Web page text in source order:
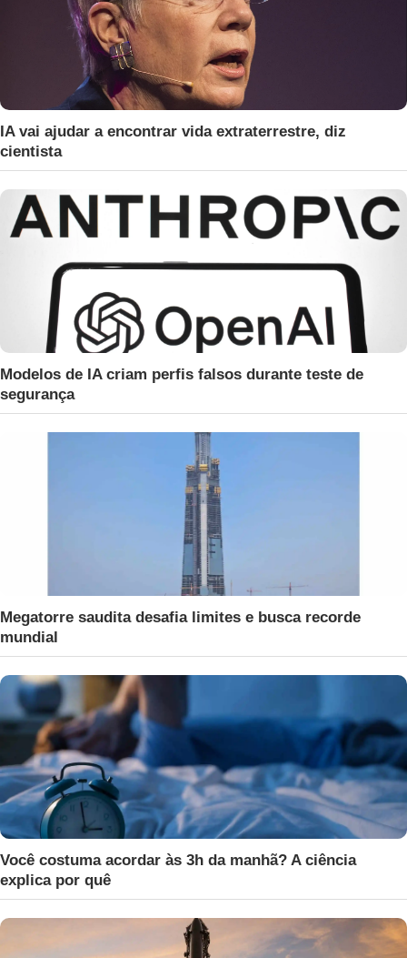
IA vai ajudar a encontrar vida extraterrestre, diz
cientista
Modelos de IA criam perfis falsos durante teste de
segurança
Megatorre saudita desafia limites e busca recorde
mundial
Você costuma acordar às 3h da manhã? A ciência
explica por quê